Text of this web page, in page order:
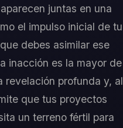
juntas en una
el impulso inicial de tu
debes asimilar ese
inacción es la mayor de
revelación profunda y, al
que tus proyectos
un terreno fértil para